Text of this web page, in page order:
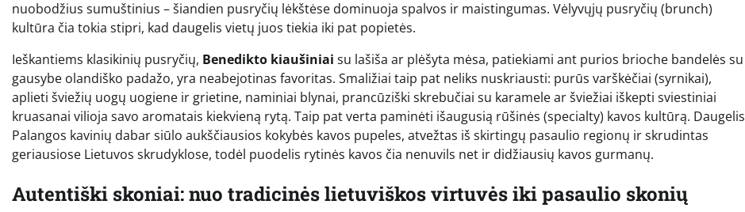
nuobodžius sumuštinius – šiandien pusryčių lėkštėse dominuoja spalvos ir maistingumas. Vėlyvųjų pusryčių (brunch)
kultūra čia tokia stipri, kad daugelis vietų juos tiekia iki pat popietės.
Ieškantiems klasikinių pusryčių, Benedikto kiaušiniai su lašiša ar plėšyta mėsa, patiekiami ant purios brioche bandelės su
gausybe olandiško padažo, yra neabejotinas favoritas. Smaližiai taip pat neliks nuskriausti: purūs varškėčiai (syrnikai),
aplieti šviežių uogų uogiene ir grietine, naminiai blynai, prancūziški skrebučiai su karamele ar šviežiai iškepti sviestiniai
kruasanai vilioja savo aromatais kiekvieną rytą. Taip pat verta paminėti išaugusią rūšinės (specialty) kavos kultūrą. Daugelis
Palangos kavinių dabar siūlo aukščiausios kokybės kavos pupeles, atvežtas iš skirtingų pasaulio regionų ir skrudintas
geriausiose Lietuvos skrudyklose, todėl puodelis rytinės kavos čia nenuvils net ir didžiausių kavos gurmanų.
Autentiški skoniai: nuo tradicinės lietuviškos virtuvės iki pasaulio skonių